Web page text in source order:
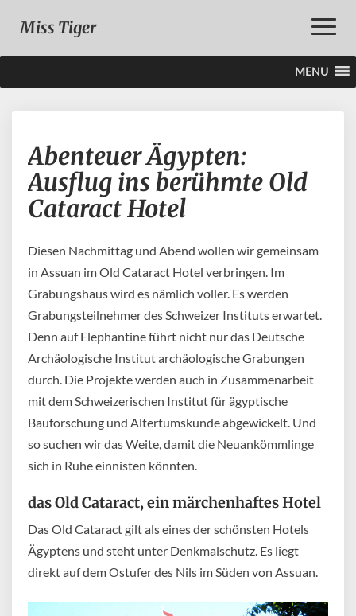
Toggle
Miss Tiger
MENU
Ägypten:
Ausflug
ins
berühmte
Old
Hotel
Abenteuer Ägypten:
Ausflug ins berühmte Old
Cataract Hotel
Diesen Nachmittag und Abend wollen wir gemeinsam
in Assuan im Old Cataract Hotel verbringen. Im
Grabungshaus wird es nämlich voller. Es werden
Grabungsteilnehmer des Schweizer Instituts erwartet.
Denn auf Elephantine führt nicht nur das Deutsche
Archäologische Institut archäologische Grabungen
durch. Die Projekte werden auch in Zusammenarbeit
mit dem Schweizerischen Institut für ägyptische
Bauforschung und Altertumskunde abgewickelt. Und
so suchen wir das Weite, damit die Neuankömmlinge
sich in Ruhe einnisten könnten.
das Old Cataract, ein märchenhaftes Hotel
Das Old Cataract gilt als eines der schönsten Hotels
Ägyptens und steht unter Denkmalschutz. Es liegt
direkt auf dem Ostufer des Nils im Süden von Assuan.